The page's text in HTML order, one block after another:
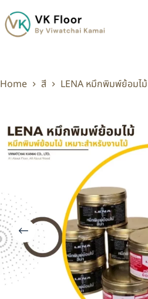
Home สี LENA หมึกพิมพ์ย้อมไม้